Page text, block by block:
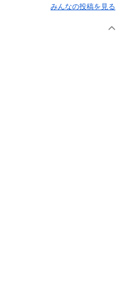
みんなの投稿を見る